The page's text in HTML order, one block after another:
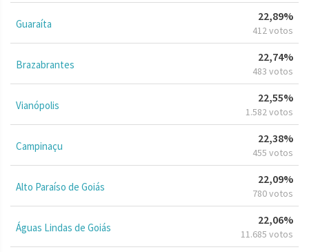
Guaraíta
22,89%
412 votos
Brazabrantes
22,74%
483 votos
Vianópolis
22,55%
1.582 votos
Campinaçu
22,38%
455 votos
Alto Paraíso de Goiás
22,09%
780 votos
Águas Lindas de Goiás
22,06%
11.685 votos